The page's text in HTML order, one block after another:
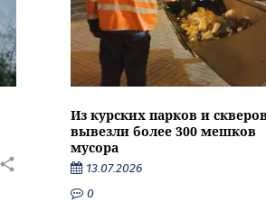
Из курских парков и скверов
вывезли более 300 мешков
мусора
13.07.2026
0